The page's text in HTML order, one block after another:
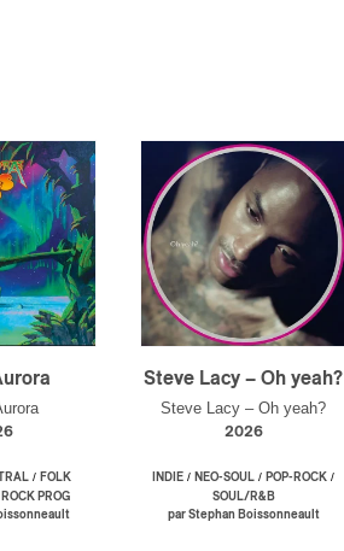
/ FOLK
ROCK PROG
Steve Lacy – Oh yeah?
Steve Lacy – Oh yeah?
2026
INDIE / NEO-SOUL / POP-ROCK /
SOUL/R&B
par Stephan Boissonneault